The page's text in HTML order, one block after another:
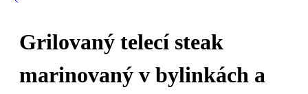
Grilovaný telecí steak
marinovaný v bylinkách a